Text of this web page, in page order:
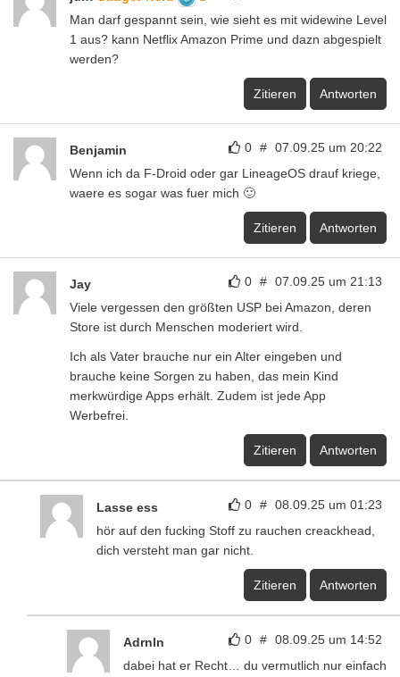
Man darf gespannt sein, wie sieht es mit widewine Level
1 aus? kann Netflix Amazon Prime und dazn abgespielt
werden?
Zitieren Antworten
0 # 07.09.25 um 20:22
Benjamin
Wenn ich da F-Droid oder gar LineageOS drauf kriege,
waere es sogar was fuer mich 🙂
Zitieren Antworten
0 # 07.09.25 um 21:13
Jay
Viele vergessen den größten USP bei Amazon, deren
Store ist durch Menschen moderiert wird.
Ich als Vater brauche nur ein Alter eingeben und
brauche keine Sorgen zu haben, das mein Kind
merkwürdige Apps erhält. Zudem ist jede App
Werbefrei.
Zitieren Antworten
0 # 08.09.25 um 01:23
Lasse ess
hör auf den fucking Stoff zu rauchen creackhead,
dich versteht man gar nicht.
Zitieren Antworten
0 # 08.09.25 um 14:52
Adrnln
dabei hat er Recht… du vermutlich nur einfach